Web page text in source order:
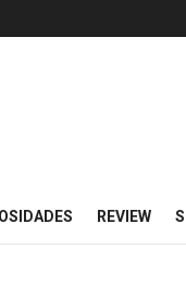
REVIEW